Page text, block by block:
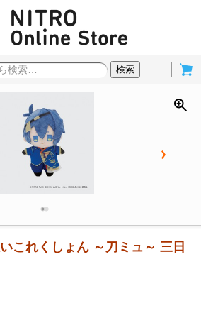
検索
これくしょん ～刀ミュ～ 三日